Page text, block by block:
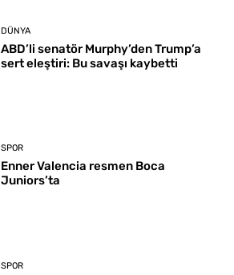
DÜNYA
ABD’li senatör Murphy’den Trump’a
sert eleştiri: Bu savaşı kaybetti
SPOR
Enner Valencia resmen Boca
Juniors’ta
SPOR